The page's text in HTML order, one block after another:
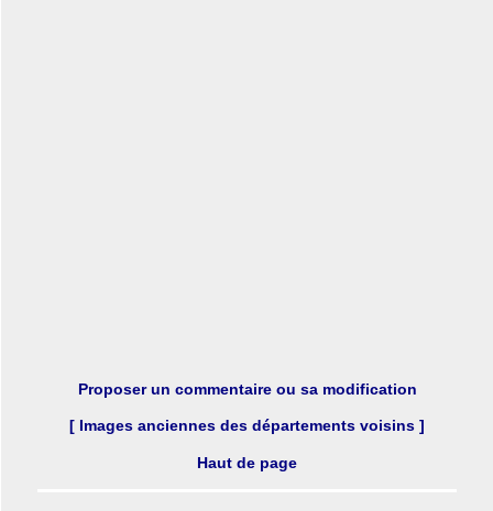
Proposer un commentaire ou sa modification
[ Images anciennes des départements voisins ]
Haut de page